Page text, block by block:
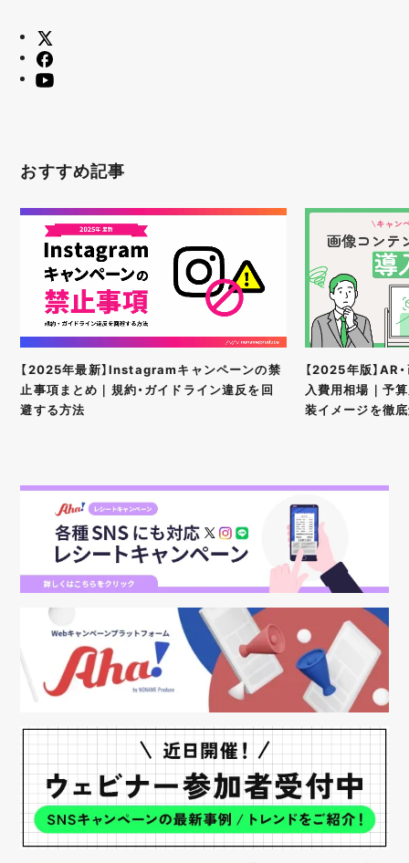
おすすめ記事
【2025年最新】Instagramキャンペーンの禁
止事項まとめ｜規約・ガイドライン違反を回
避する方法
【2025年版】AR
入費用相場｜予
装イメージを徹底